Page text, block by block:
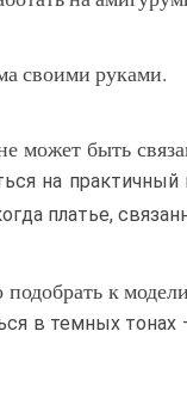
своими руками.
может быть
на
платье,
к
в темных тонах